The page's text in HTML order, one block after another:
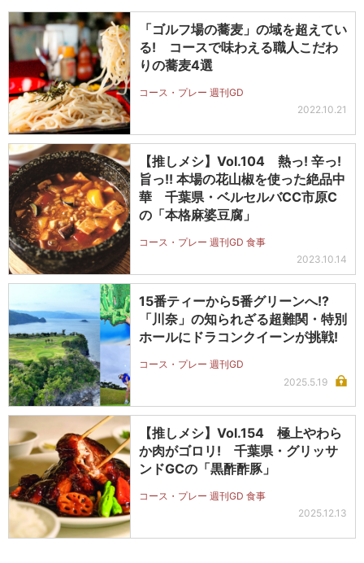
「ゴルフ場の蕎麦」の域を超えてい
る! コースで味わえる職人こだわ
りの蕎麦4選
コース・プレー 週刊GD
2022.10.21
【推しメシ】Vol.104 熱っ! 辛っ!
旨っ!! 本場の花山椒を使った絶品中
華 千葉県・ベルセルバCC市原C
の「本格麻婆豆腐」
コース・プレー 週刊GD 食事
2023.10.14
15番ティーから5番グリーンへ!?
「川奈」の知られざる超難関・特別
ホールにドラコンクイーンが挑戦!
コース・プレー 週刊GD
2025.5.19
【推しメシ】Vol.154 極上やわら
か肉がゴロリ! 千葉県・グリッサ
ンドGCの「黒酢酢豚」
コース・プレー 週刊GD 食事
2025.12.13